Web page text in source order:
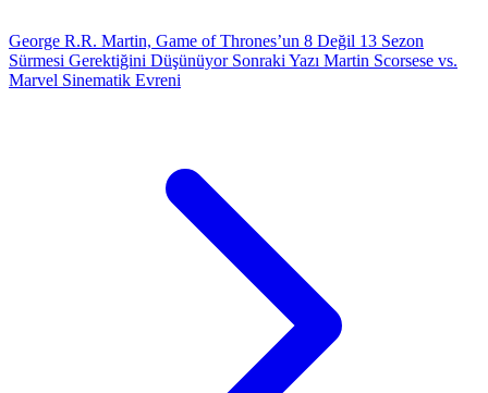
George R.R. Martin, Game of Thrones’un 8 Değil 13 Sezon
Sürmesi Gerektiğini Düşünüyor Sonraki Yazı Martin Scorsese vs.
Marvel Sinematik Evreni